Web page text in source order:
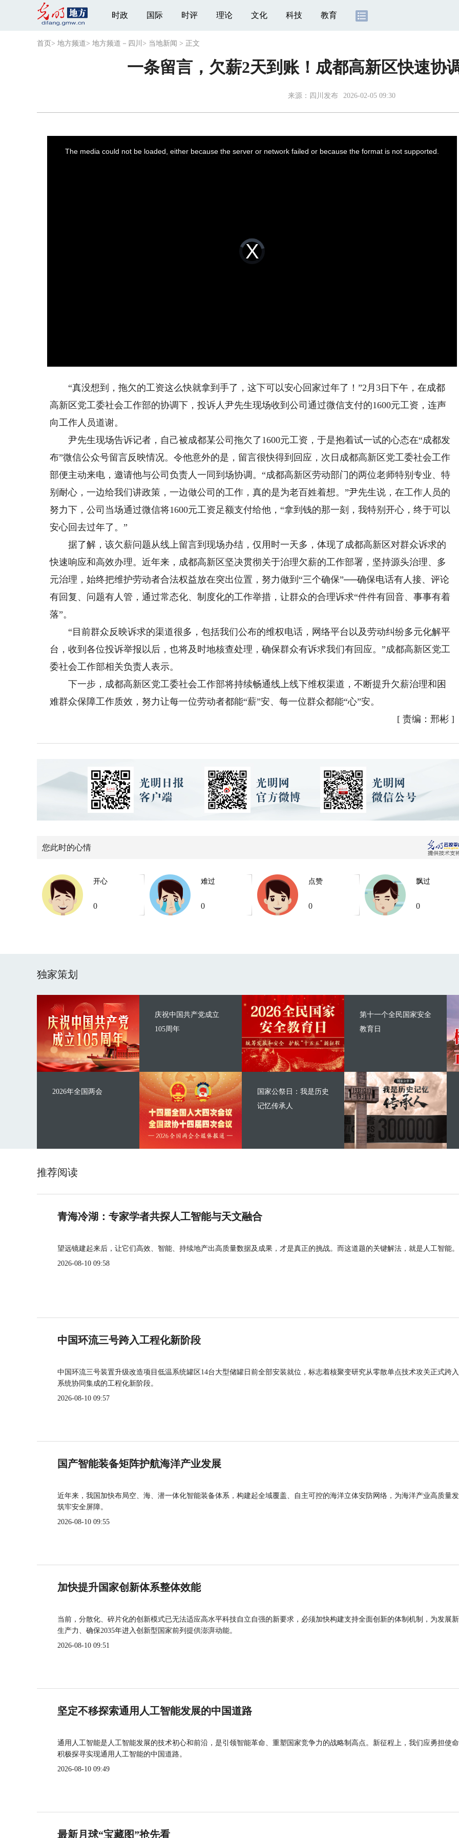
时政 国际 时评 理论 文化 科技 教育
首页 > 地方频道> 地方频道－四川 > 当地新闻 > 正文
一条留言，欠薪2天到账！成都高新区快速协
来源： 四川发布 2026-02-05 09:30
Video
Player
loading.
The media could not be loaded, either because the server or network failed or because the format is not supported.
“真没想到，拖欠的工资这么快就拿到手了，这下可以安心回家过年了！”2月3日下午，在成都
高新区党工委社会工作部的协调下，投诉人尹先生现场收到公司通过微信支付的1600元工资，连声
向工作人员道谢。
尹先生现场告诉记者，自己被成都某公司拖欠了1600元工资，于是抱着试一试的心态在“成都发
布”微信公众号留言反映情况。令他意外的是，留言很快得到回应，次日成都高新区党工委社会工作
部便主动来电，邀请他与公司负责人一同到场协调。“成都高新区劳动部门的两位老师特别专业、特
别耐心，一边给我们讲政策，一边做公司的工作，真的是为老百姓着想。”尹先生说，在工作人员的
努力下，公司当场通过微信将1600元工资足额支付给他，“拿到钱的那一刻，我特别开心，终于可以
安心回去过年了。”
据了解，该欠薪问题从线上留言到现场办结，仅用时一天多，体现了成都高新区对群众诉求的
快速响应和高效办理。近年来，成都高新区坚决贯彻关于治理欠薪的工作部署，坚持源头治理、多
元治理，始终把维护劳动者合法权益放在突出位置，努力做到“三个确保”──确保电话有人接、评论
有回复、问题有人管，通过常态化、制度化的工作举措，让群众的合理诉求“件件有回音、事事有着
落”。
“目前群众反映诉求的渠道很多，包括我们公布的维权电话，网络平台以及劳动纠纷多元化解平
台，收到各位投诉举报以后，也将及时地核查处理，确保群众有诉求我们有回应。”成都高新区党工
委社会工作部相关负责人表示。
下一步，成都高新区党工委社会工作部将持续畅通线上线下维权渠道，不断提升欠薪治理和困
难群众保障工作质效，努力让每一位劳动者都能“薪”安、每一位群众都能“心”安。
[ 责编：邢彬 ]
您此时的心情
开心
0
难过
0
点赞
0
飘过
0
独家策划
庆祝中国共产党成立
105周年
2026年全国两会
第十一个全民国家安全
教育日
国家公祭日：我是历史
记忆传承人
推荐阅读
青海冷湖：专家学者共探人工智能与天文融合
望远镜建起来后，让它们高效、智能、持续地产出高质量数据及成果，才是真正的挑战。而这道题的关键解法，就是人工智能。
2026-08-10 09:58
中国环流三号跨入工程化新阶段
中国环流三号装置升级改造项目低温系统罐区14台大型储罐日前全部安装就位，标志着核聚变研究从零散单点技术攻关正式跨
系统协同集成的工程化新阶段。
2026-08-10 09:57
国产智能装备矩阵护航海洋产业发展
近年来，我国加快布局空、海、潜一体化智能装备体系，构建起全域覆盖、自主可控的海洋立体安防网络，为海洋产业高质量
筑牢安全屏障。
2026-08-10 09:55
加快提升国家创新体系整体效能
当前，分散化、碎片化的创新模式已无法适应高水平科技自立自强的新要求，必须加快构建支持全面创新的体制机制，为发展
生产力、确保2035年进入创新型国家前列提供澎湃动能。
2026-08-10 09:51
坚定不移探索通用人工智能发展的中国道路
通用人工智能是人工智能发展的技术初心和前沿，是引领智能革命、重塑国家竞争力的战略制高点。新征程上，我们应勇担使
积极探寻实现通用人工智能的中国道路。
2026-08-10 09:49
最新月球“宝藏图”抢先看